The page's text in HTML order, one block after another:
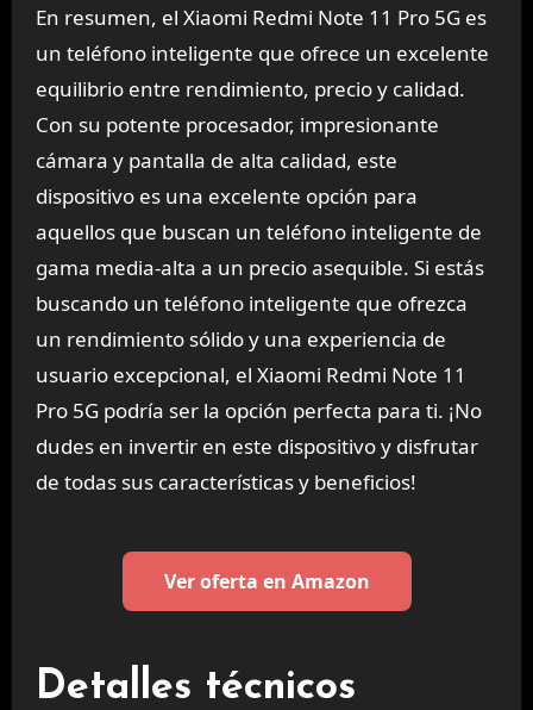
En resumen, el Xiaomi Redmi Note 11 Pro 5G es
un teléfono inteligente que ofrece un excelente
equilibrio entre rendimiento, precio y calidad.
Con su potente procesador, impresionante
cámara y pantalla de alta calidad, este
dispositivo es una excelente opción para
aquellos que buscan un teléfono inteligente de
gama media-alta a un precio asequible. Si estás
buscando un teléfono inteligente que ofrezca
un rendimiento sólido y una experiencia de
usuario excepcional, el Xiaomi Redmi Note 11
Pro 5G podría ser la opción perfecta para ti. ¡No
dudes en invertir en este dispositivo y disfrutar
de todas sus características y beneficios!
Ver oferta en Amazon
Detalles técnicos